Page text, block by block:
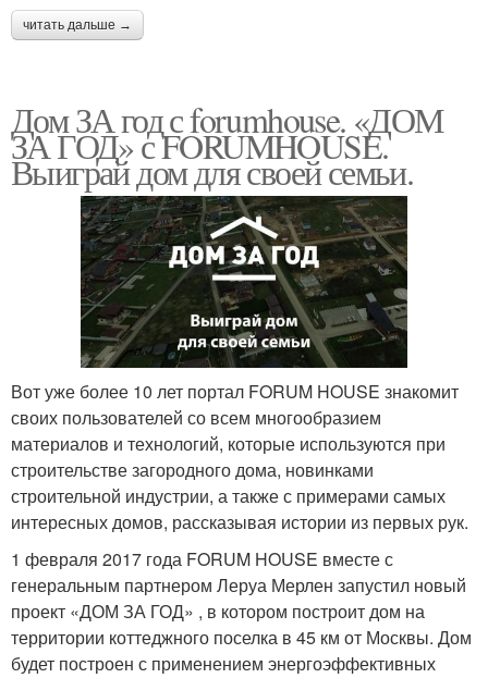
читать дальше →
Дом ЗА год с forumhouse. «ДОМ
ЗА ГОД» с FORUMHOUSE.
Выиграй дом для своей семьи.
Вот уже более 10 лет портал FORUM HOUSE знакомит
своих пользователей со всем многообразием
материалов и технологий, которые используются при
строительстве загородного дома, новинками
строительной индустрии, а также с примерами самых
интересных домов, рассказывая истории из первых рук.
1 февраля 2017 года FORUM HOUSE вместе с
генеральным партнером Леруа Мерлен запустил новый
проект «ДОМ ЗА ГОД» , в котором построит дом на
территории коттеджного поселка в 45 км от Москвы. Дом
будет построен с применением энергоэффективных